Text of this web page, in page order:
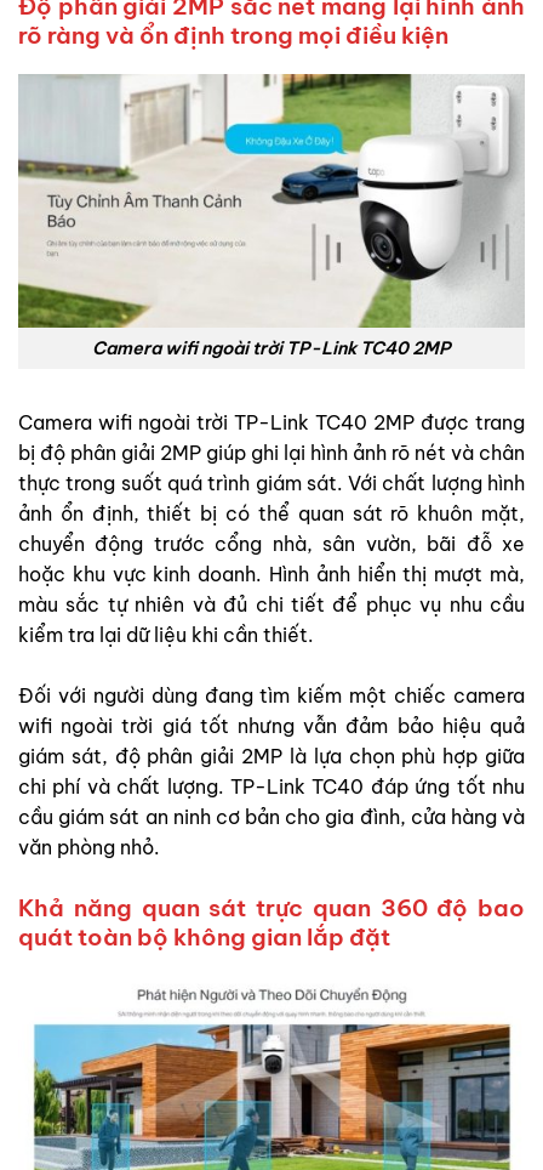
rõ ràng và ổn định trong mọi điều kiện
Camera wifi ngoài trời TP-Link TC40 2MP
Camera wifi ngoài trời TP-Link TC40 2MP được trang
bị độ phân giải 2MP giúp ghi lại hình ảnh rõ nét và chân
thực trong suốt quá trình giám sát. Với chất lượng hình
ảnh ổn định, thiết bị có thể quan sát rõ khuôn mặt,
chuyển động trước cổng nhà, sân vườn, bãi đỗ xe
hoặc khu vực kinh doanh. Hình ảnh hiển thị mượt mà,
màu sắc tự nhiên và đủ chi tiết để phục vụ nhu cầu
kiểm tra lại dữ liệu khi cần thiết.
Đối với người dùng đang tìm kiếm một chiếc camera
wifi ngoài trời giá tốt nhưng vẫn đảm bảo hiệu quả
giám sát, độ phân giải 2MP là lựa chọn phù hợp giữa
chi phí và chất lượng. TP-Link TC40 đáp ứng tốt nhu
cầu giám sát an ninh cơ bản cho gia đình, cửa hàng và
văn phòng nhỏ.
Khả năng quan sát trực quan 360 độ bao
quát toàn bộ không gian lắp đặt